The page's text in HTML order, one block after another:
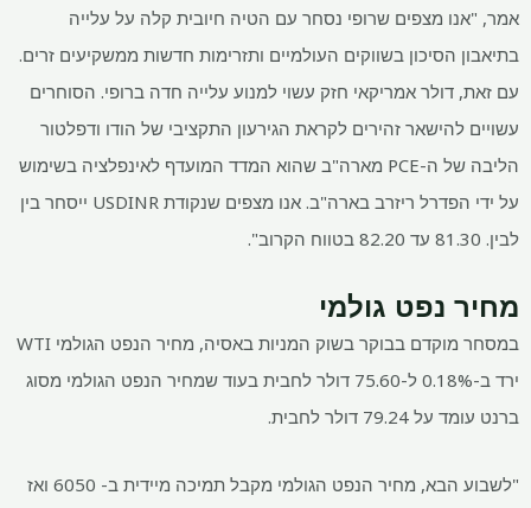
אמר, "אנו מצפים שרופי נסחר עם הטיה חיובית קלה על עלייה
בתיאבון הסיכון בשווקים העולמיים ותזרימות חדשות ממשקיעים זרים.
עם זאת, דולר אמריקאי חזק עשוי למנוע עלייה חדה ברופי. הסוחרים
עשויים להישאר זהירים לקראת הגירעון התקציבי של הודו ודפלטור
הליבה של ה-PCE מארה"ב שהוא המדד המועדף לאינפלציה בשימוש
על ידי הפדרל ריזרב בארה"ב. אנו מצפים שנקודת USDINR ייסחר בין
לבין. 81.30 עד 82.20 בטווח הקרוב".
מחיר נפט גולמי
במסחר מוקדם בבוקר בשוק המניות באסיה, מחיר הנפט הגולמי WTI
ירד ב-0.18% ל-75.60 דולר לחבית בעוד שמחיר הנפט הגולמי מסוג
ברנט עומד על 79.24 דולר לחבית.
"לשבוע הבא, מחיר הנפט הגולמי מקבל תמיכה מיידית ב- 6050 ואז